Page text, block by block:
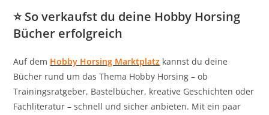
⭐ So verkaufst du deine Hobby Horsing
Bücher erfolgreich
Auf dem Hobby Horsing Marktplatz kannst du deine
Bücher rund um das Thema Hobby Horsing – ob
Trainingsratgeber, Bastelbücher, kreative Geschichten oder
Fachliteratur – schnell und sicher anbieten. Mit ein paar